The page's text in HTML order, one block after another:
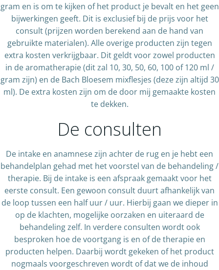
gram en is om te kijken of het product je bevalt en het geen
bijwerkingen geeft. Dit is exclusief bij de prijs voor het
consult (prijzen worden berekend aan de hand van
gebruikte materialen). Alle overige producten zijn tegen
extra kosten verkrijgbaar. Dit geldt voor zowel producten
in de aromatherapie (dit zal 10, 30, 50, 60, 100 of 120 ml /
gram zijn) en de Bach Bloesem mixflesjes (deze zijn altijd 30
ml). De extra kosten zijn om de door mij gemaakte kosten
te dekken.
De consulten
De intake en anamnese zijn achter de rug en je hebt een
behandelplan gehad met het voorstel van de behandeling /
therapie. Bij de intake is een afspraak gemaakt voor het
eerste consult. Een gewoon consult duurt afhankelijk van
de loop tussen een half uur / uur. Hierbij gaan we dieper in
op de klachten, mogelijke oorzaken en uiteraard de
behandeling zelf. In verdere consulten wordt ook
besproken hoe de voortgang is en of de therapie en
producten helpen. Daarbij wordt gekeken of het product
nogmaals voorgeschreven wordt of dat we de inhoud